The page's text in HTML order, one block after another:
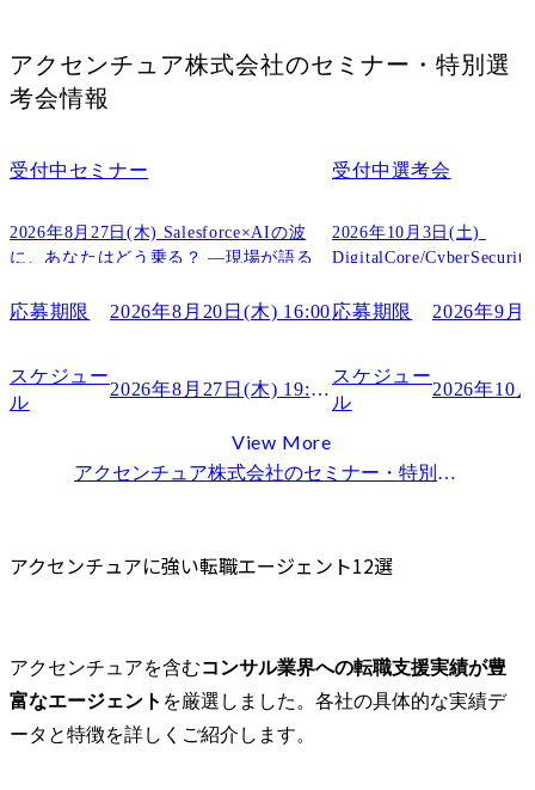
11.シンシアード
12.AXIS Agent
3.ランスタッド
アクセンチュアに強い転職エージェントの選び方4つのコツ
2.アクセンチュアへの転職支援実績があるか
4.ケース面接対策が可能か
1.業界に精通したプロに相談できる
4.アクセンチュア用の質疑応答集をもらえる
【Step.2】アドバイザーと面談する
【Step.3】求人紹介を受ける
【Step.4】選考対策をする
アクセンチュア株式会社のセミナー・特別選
考会情報
受付中 セミナー
2026年8月27日(木) Salesforce×AIの波
に、あなたはどう乗る？ ―現場が語る
ャリアの作り方
応募期限 2026年8月20日(木) 16:00
スケジュー
ル
2026年8月27日(木) 19:00～
View More
受付中選考会
2026年10月3日(土)
DigitalCore/
応募期限 2026年9月
スケジュー
ル
アクセンチュア株式会社のセミナー・特別選考会情報一覧
アクセンチュアに強い転職エージェント12選
アクセンチュアを含むコンサル業界への転職支援実績が豊
富なエージェント を厳選しました。各社の具体的な実績デ
ータと特徴を詳しくご紹介します。